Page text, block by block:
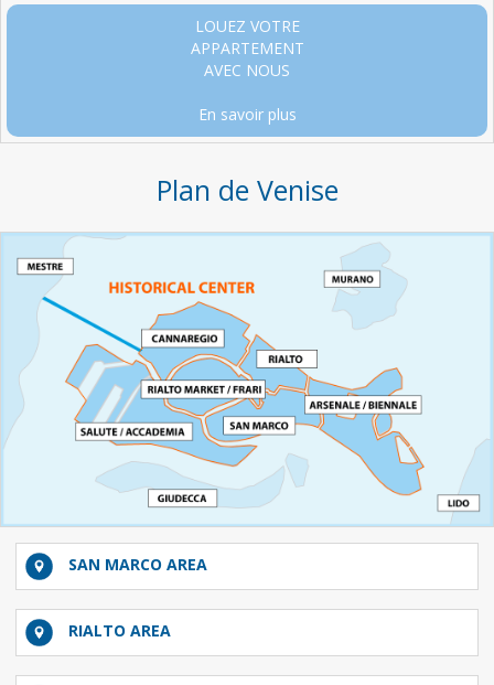
LOUEZ VOTRE
APPARTEMENT
AVEC NOUS
En savoir plus
Plan de Venise
SAN MARCO AREA
RIALTO AREA